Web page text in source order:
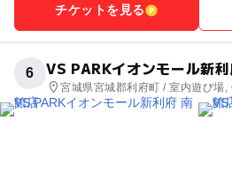
チケットを見る
6 VS PARKイオンモール新
宮城県宮城郡利府町 / 室内遊び場,